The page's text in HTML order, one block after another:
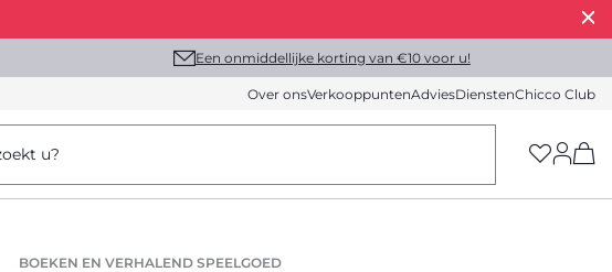
Een onmiddellijke korting van €10 voor u!
Over onsVerkooppuntenAdviesDienstenChicco Club
u?
BOEKEN EN VERHALEND SPEELGOED